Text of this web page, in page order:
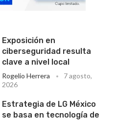
Exposición en
ciberseguridad resulta
clave a nivel local
Rogelio Herrera
7 agosto,
2026
Estrategia de LG México
se basa en tecnología de